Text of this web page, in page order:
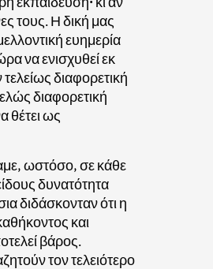
τους. Η δική μας
ευημερία
να ενισχυθεί εκ
διαφορετική
διαφορετική
θέτει ως
ωστόσο, σε κάθε
δυνατότητα
διδάσκονταν ότι η
και
βάρος.
τον τελειότερο